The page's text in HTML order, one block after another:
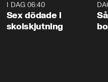
I DAG 06:40
Sex dödade i
skolskjutning